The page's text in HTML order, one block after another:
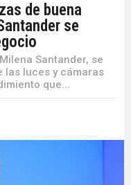
de buena
se
Santander, se
las luces y cámaras
que...